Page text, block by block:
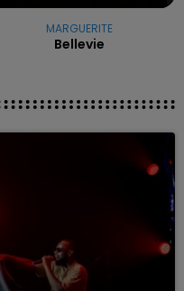
MARGUERITE
Bellevie